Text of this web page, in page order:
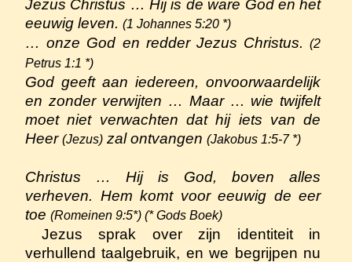
Jezus Christus … Hij is de ware God en het
eeuwig leven. (1 Johannes 5:20 *)
… onze God en redder Jezus Christus.(2
Petrus 1:1 *)
God geeft aan iedereen, onvoorwaardelijk
en zonder verwijten … Maar … wie twijfelt
moet niet verwachten dat hij iets van de
Heer (Jezus) zal ontvangen (Jakobus 1:5-7 *)
Christus … Hij is God, boven alles
verheven. Hem komt voor eeuwig de eer
toe (Romeinen 9:5*) (* Gods Boek)
‬‬‬‬ Jezus sprak over zijn identiteit in
verhullend taalgebruik, en we begrijpen nu